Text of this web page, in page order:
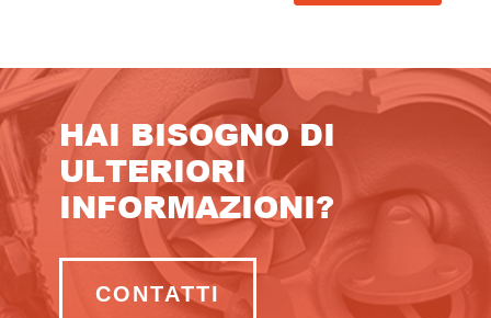
HAI BISOGNO DI
ULTERIORI
INFORMAZIONI?
CONTATTI